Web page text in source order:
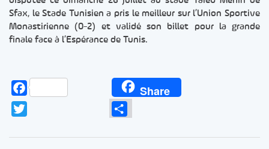
Sfax, le Stade Tunisien a pris le meilleur sur l’Union Sportive
Monastirienne (0-2) et validé son billet pour la grande
finale face à l’Espérance de Tunis.
Facebook Share
Partager